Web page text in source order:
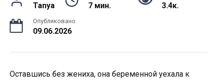
Tanya 7 мин. 3.4к.
Опубликовано
09.06.2026
Оставшись без жениха, она беременной уехала к